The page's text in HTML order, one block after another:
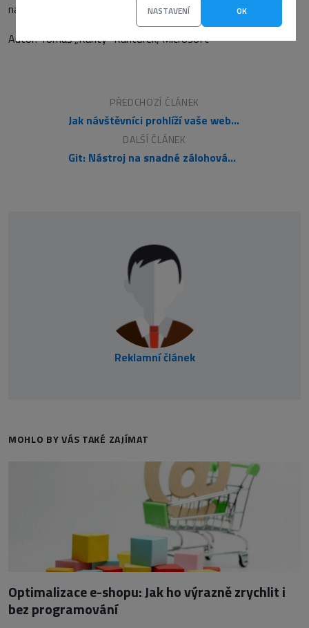
NASTAVENÍ OK
napište, jaký další kurz byste chtěli mít k dispozici.
Autor: Tomáš „Kanty“ Kantůrek, Microsoft
PŘEDCHOZÍ ČLÁNEK
Jak návštěvníci prohlíží vaše webové stránky?
DALŠÍ ČLÁNEK
Git: Nástroj na snadné zálohování, změny a revize
Reklamní článek
MOHLO BY VÁS TAKÉ ZAJÍMAT
Optimalizace e-shopu: Jak ho výrazně zrychlit i
bez programování